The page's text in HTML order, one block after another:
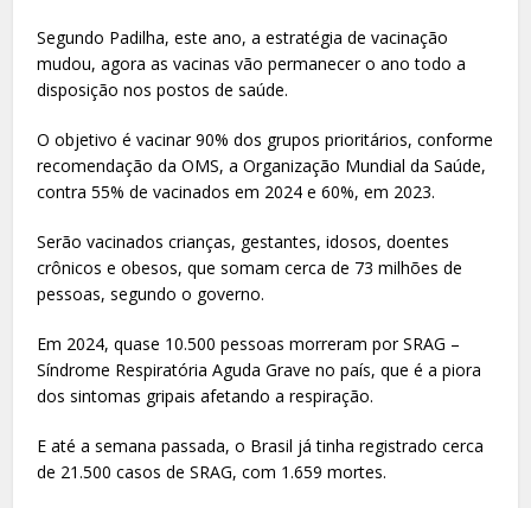
Segundo Padilha, este ano, a estratégia de vacinação
mudou, agora as vacinas vão permanecer o ano todo a
disposição nos postos de saúde.
O objetivo é vacinar 90% dos grupos prioritários, conforme
recomendação da OMS, a Organização Mundial da Saúde,
contra 55% de vacinados em 2024 e 60%, em 2023.
Serão vacinados crianças, gestantes, idosos, doentes
crônicos e obesos, que somam cerca de 73 milhões de
pessoas, segundo o governo.
Em 2024, quase 10.500 pessoas morreram por SRAG –
Síndrome Respiratória Aguda Grave no país, que é a piora
dos sintomas gripais afetando a respiração.
E até a semana passada, o Brasil já tinha registrado cerca
de 21.500 casos de SRAG, com 1.659 mortes.